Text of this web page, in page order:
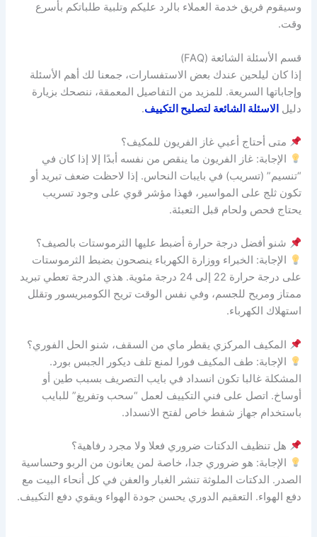
وسيقوم فريق خدمة العملاء بالرد عليكم وتلبية طلباتكم بأسرع
وقت.
قسم الأسئلة الشائعة (FAQ)
إذا كان ليلحين عندك بعض الاستفسارات، جمعنا لك أهم الأسئلة
وإجاباتها السريعة. للمزيد من التفاصيل المعمقة، ننصحك بزيارة
دليل الاسئلة الشائعة لتصليح التكييف.
متى أحتاج أعبي غاز الفريون للمكيف؟
الإجابة: غاز الفريون ما ينقص من نفسه أبدًا إلا إذا كان في
“تنسيم” (تسريب) في بايبات النحاس. إذا لاحظت ضعف تبريد أو
تكون ثلج على المواسير، فهذا مؤشر قوي على وجود تسريب
يحتاج فحص ولحام قبل التعبئة.
شنو أفضل درجة حرارة أضبط عليها الثرموستات بالصيف؟
الإجابة: الخبراء ووزارة الكهرباء ينصحون بضبط الثرموستات
على درجة حرارة 22 إلى 24 درجة مئوية. هذي الدرجة تعطي تبريد
ممتاز ومريح للجسم، وفي نفس الوقت تريح الكومبريسور وتقلل
استهلاك الكهرباء.
المكيف المركزي يقطر ماي من السقف، شنو الحل الفوري؟
الإجابة: طف المكيف فورا لمنع تلف ديكور الجبس بورد.
المشكلة غالبا تكون انسداد في بايب التصريف بسبب طين أو
أوساخ. اتصل على فني التكييف لعمل “سحب وتفريغ” للبايب
باستخدام جهاز شفط خاص لفتح الانسداد.
هل تنظيف الدكتات ضروري فعلا ولا مجرد رفاهية؟
الإجابة: هو ضروري جدا، خاصة لمن يعانون من الربو وحساسية
الصدر. الدكتات الملوثة تنشر الغبار والعفن في كل أنحاء البيت مع
دفع الهواء. التعقيم الدوري يحسن جودة الهواء ويقوي دفع التكييف.